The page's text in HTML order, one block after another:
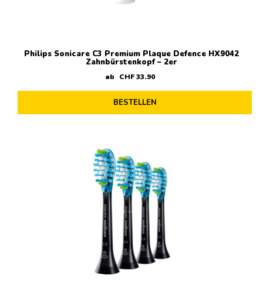
Philips Sonicare C3 Premium Plaque Defence HX9042
Zahnbürstenkopf – 2er
ab CHF33.90
BESTELLEN